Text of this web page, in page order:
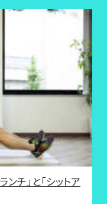
チ」と「シットア